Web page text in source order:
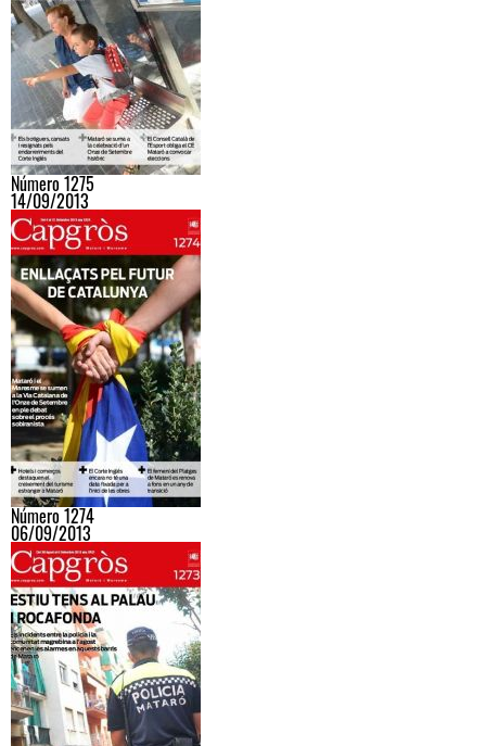
Número 1275
14/09/2013
Número 1274
06/09/2013